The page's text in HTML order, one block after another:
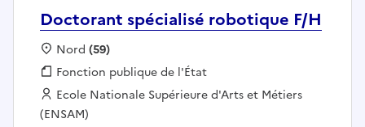
Doctorant spécialisé robotique F/H
Localisation :
Nord (59)
Fonction publique :
Fonction publique de l'État
Employeur :
Ecole Nationale Supérieure d'Arts et Métiers
(ENSAM)